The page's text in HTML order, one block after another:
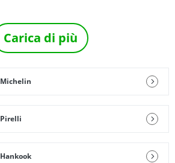
Carica di più
Michelin
Pirelli
Hankook